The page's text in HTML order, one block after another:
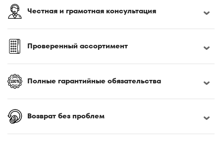
Честная и грамотная консультация
Проверенный ассортимент
Полные гарантийные обязательства
Возврат без проблем